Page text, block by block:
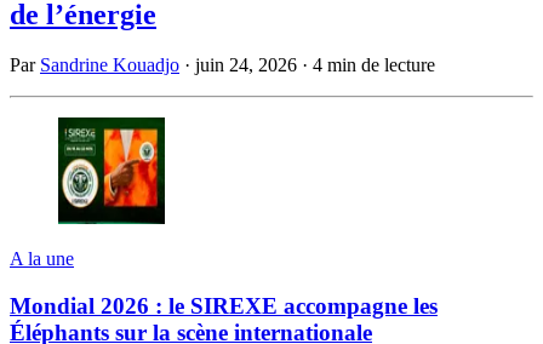
de l’énergie
Par Sandrine Kouadjo · juin 24, 2026 · 4 min de lecture
A la une
Mondial 2026 : le SIREXE accompagne les
Éléphants sur la scène internationale